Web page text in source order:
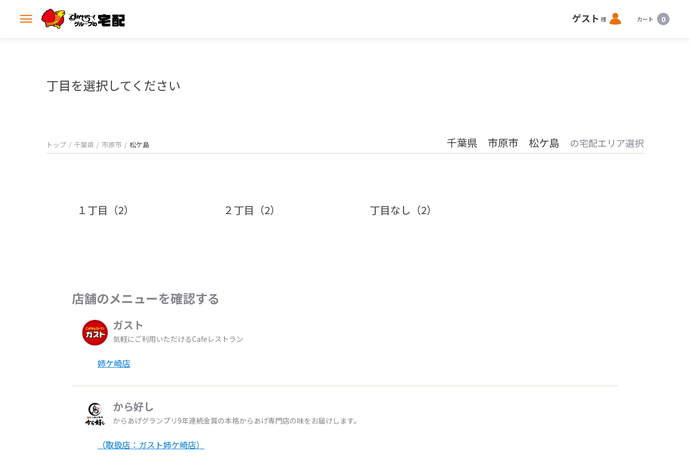
メ
ゲスト 様 ロ
グ
カート 0
丁目を選択してください
トップ 千葉県 市原市 松ケ島 千葉県 市原市 松ケ島 の宅配エリア選択
１丁目（2） ２丁目（2） 丁目なし（2）
店舗のメニューを確認する
ガスト
気軽にご利用いただけるCafeレストラン
姉ケ崎店
から好し
からあげグランプリ9年連続金賞の本格からあげ専門店の味をお届けします。
（取扱店：ガスト姉ケ崎店）